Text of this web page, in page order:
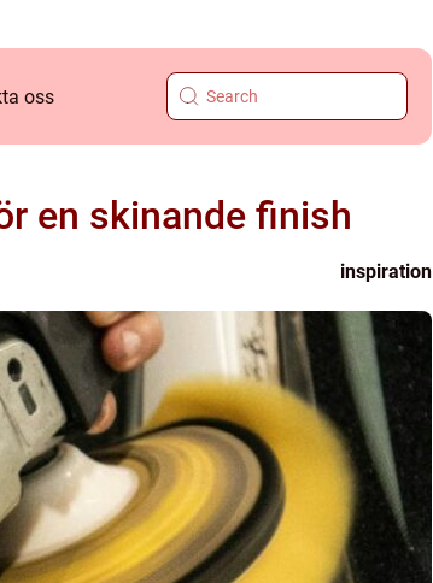
oss
en skinande finish
inspiration